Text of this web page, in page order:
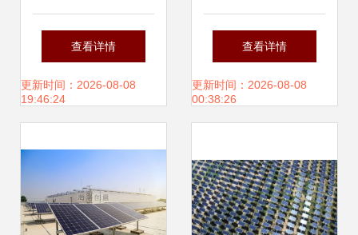
弗莱集团设计的地
下光伏建筑探秘
查看详情
更新时间：2026-08-08
19:46:24
读太阳能发电的奥
秘
查看详情
更新时间：2026-08-08
00:38:26